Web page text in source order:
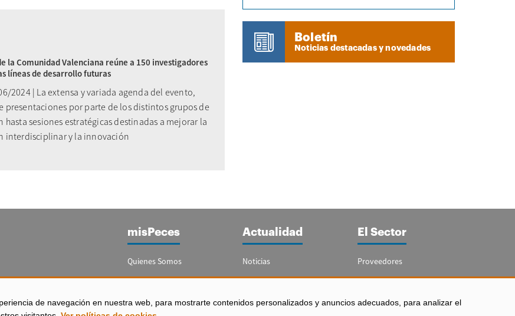
de navegación en nuestra web, para mostrarte contenidos personalizados y anuncios adecuados, para analizar el
la Comunidad Valenciana reúne a 150 investigadores
líneas de desarrollo futuras
2024 | La extensa y variada agenda del evento,
presentaciones por parte de los distintos grupos de
hasta sesiones estratégicas destinadas a mejorar la
interdisciplinar y la innovación
Boletín
Noticias destacadas y novedades
misPeces
Quienes Somos
Publicidad
Contacto
Actualidad
Noticias
Reportajes
Boletín Acuicultura
El Sector
Proveedores
Guía del Sector
Legislación